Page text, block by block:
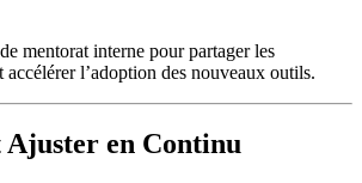
mentorat interne pour partager les
accélérer l’adoption des nouveaux outils.
Ajuster en Continu